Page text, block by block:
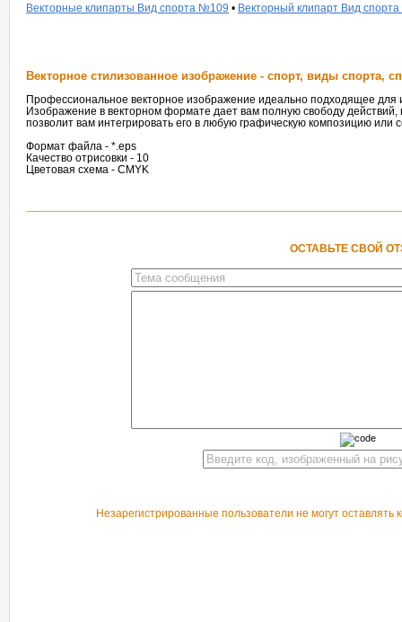
Векторные клипарты Вид спорта №109 • Векторный клипарт Вид
Векторное стилизованное изображение - спорт, виды спорта,
Профессиональное векторное изображение идеально подходящее для
Изображение в векторном формате дает вам полную свободу
позволит вам интегрировать его в любую графическую композицию или
Формат файла - *.eps
Качество отрисовки - 10
Цветовая схема - CMYK
ОСТАВЬТЕ СВОЙ
Незарегистрированные пользователи не могут оставлять